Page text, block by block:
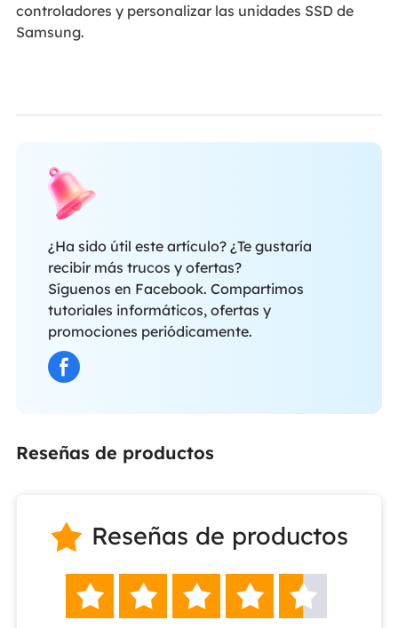
controladores y personalizar las unidades SSD de
Samsung.
¿Ha sido útil este artículo? ¿Te gustaría
recibir más trucos y ofertas?
Síguenos en Facebook. Compartimos
tutoriales informáticos, ofertas y
promociones periódicamente.
Reseñas de productos
 Reseñas de productos
    